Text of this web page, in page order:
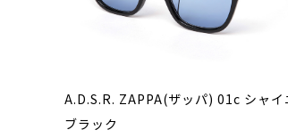
A.D.S.R. ZAPPA(ザッパ) 01c シャイ
ブラック